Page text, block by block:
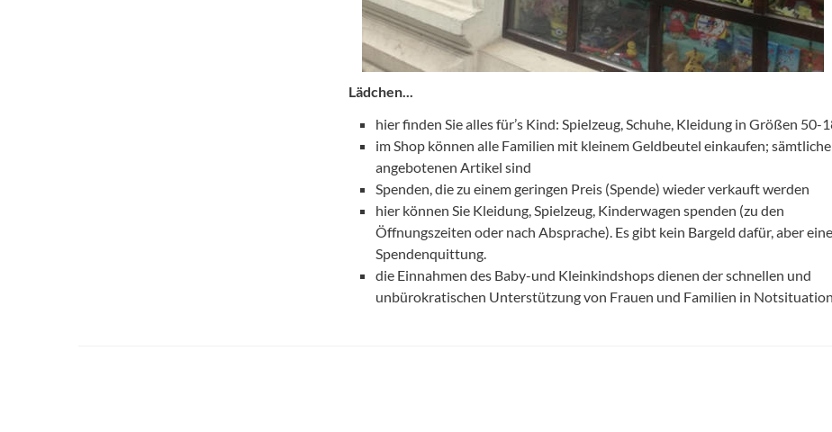
Lädchen...
hier finden Sie alles für’s Kind: Spielzeug, Schuhe, Kleidung in Größen 50-
im Shop können alle Familien mit kleinem Geldbeutel einkaufen; sämtliche
angebotenen Artikel sind
Spenden, die zu einem geringen Preis (Spende) wieder verkauft werden
hier können Sie Kleidung, Spielzeug, Kinderwagen spenden (zu den
Öffnungszeiten oder nach Absprache). Es gibt kein Bargeld dafür, aber eine
Spendenquittung.
die Einnahmen des Baby-und Kleinkindshops dienen der schnellen und
unbürokratischen Unterstützung von Frauen und Familien in